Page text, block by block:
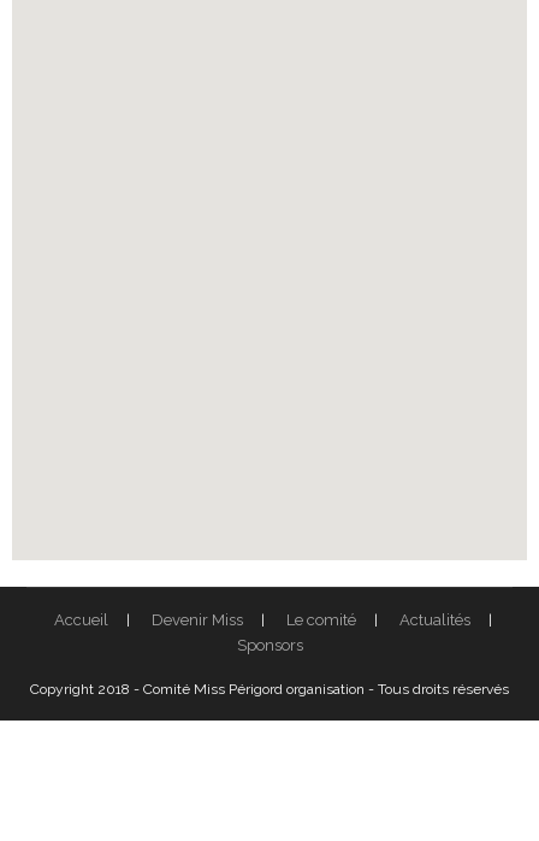
Accueil Devenir Miss Le comité
Actualités
Sponsors
Copyright 2018 - Comité Miss Périgord organisation - Tous droits réservés